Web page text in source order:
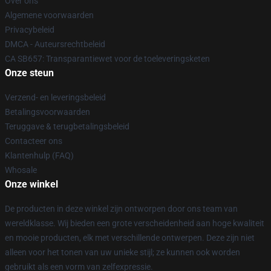
Algemene voorwaarden
Privacybeleid
DMCA - Auteursrechtbeleid
CA SB657: Transparantiewet voor de toeleveringsketen
Onze steun
Verzend- en leveringsbeleid
Betalingsvoorwaarden
Teruggave & terugbetalingsbeleid
Contacteer ons
Klantenhulp (FAQ)
Whosale
Onze winkel
De producten in deze winkel zijn ontworpen door ons team van
wereldklasse. Wij bieden een grote verscheidenheid aan hoge kwaliteit
en mooie producten, elk met verschillende ontwerpen. Deze zijn niet
alleen voor het tonen van uw unieke stijl; ze kunnen ook worden
gebruikt als een vorm van zelfexpressie.